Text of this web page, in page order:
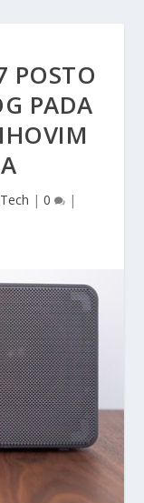
POSTO
PADA
Tech | 0 |